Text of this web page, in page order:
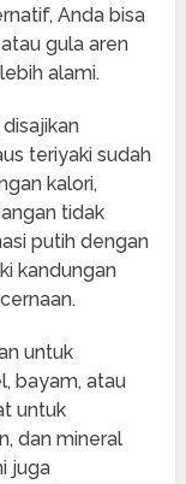
Anda bisa
gula aren
alami.
teriyaki sudah
kalori,
tidak
putih dengan
kandungan
untuk
bayam, atau
untuk
dan mineral
juga